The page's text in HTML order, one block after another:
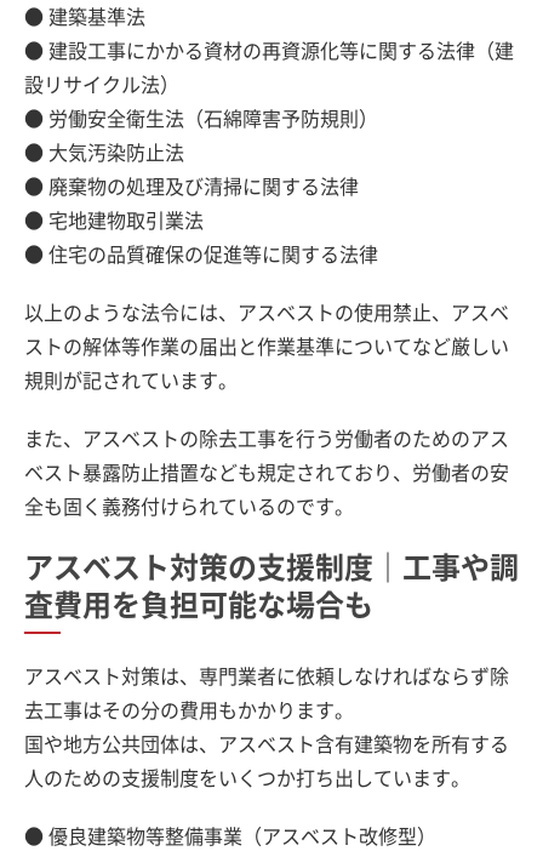
● 建築基準法
● 建設工事にかかる資材の再資源化等に関する法律（建
設リサイクル法）
● 労働安全衛生法（石綿障害予防規則）
● 大気汚染防止法
● 廃棄物の処理及び清掃に関する法律
● 宅地建物取引業法
● 住宅の品質確保の促進等に関する法律
以上のような法令には、アスベストの使用禁止、アスベ
ストの解体等作業の届出と作業基準についてなど厳しい
規則が記されています。
また、アスベストの除去工事を行う労働者のためのアス
ベスト暴露防止措置なども規定されており、労働者の安
全も固く義務付けられているのです。
アスベスト対策の支援制度｜工事や調
査費用を負担可能な場合も
アスベスト対策は、専門業者に依頼しなければならず除
去工事はその分の費用もかかります。
国や地方公共団体は、アスベスト含有建築物を所有する
人のための支援制度をいくつか打ち出しています。
● 優良建築物等整備事業（アスベスト改修型）